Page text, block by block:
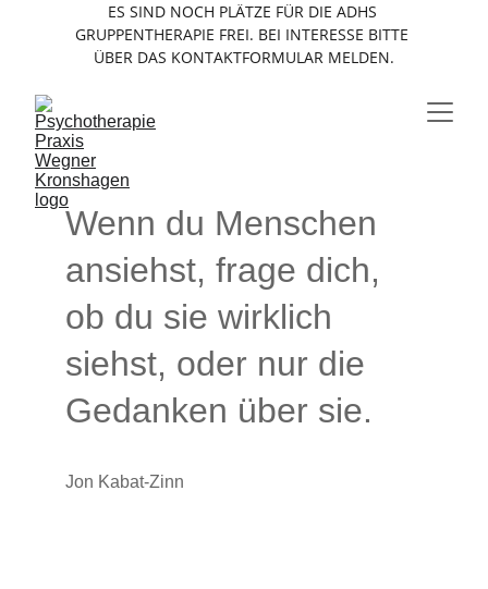
ES SIND NOCH PLÄTZE FÜR DIE ADHS
GRUPPENTHERAPIE FREI. BEI INTERESSE BITTE
ÜBER DAS KONTAKTFORMULAR MELDEN.
Wenn du Menschen
ansiehst, frage dich,
ob du sie wirklich
siehst, oder nur die
Gedanken über sie.
Jon Kabat-Zinn